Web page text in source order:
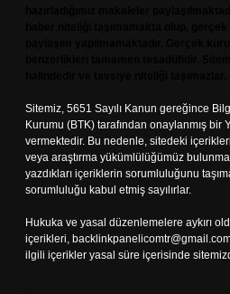
Sitemiz, 5651 Sayılı Kanun gereğince
Kurumu (BTK) tarafından onaylanmış bir
vermektedir. Bu nedenle, sitedeki
veya araştırma yükümlülüğümüz
yazdıkları içeriklerin sorumluluğunu
sorumluluğu kabul etmiş sayılırlar.
Hukuka ve yasal düzenlemelere aykırı
içerikleri,
ilgili içerikler yasal süre içerisinde